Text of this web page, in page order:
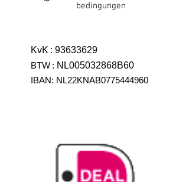
bedingungen
KvK : 93633629
BTW : NL005032868B60
IBAN: NL22KNAB0775444960